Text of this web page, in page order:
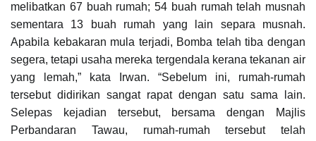
melibatkan 67 buah rumah; 54 buah rumah telah musnah
sementara 13 buah rumah yang lain separa musnah.
Apabila kebakaran mula terjadi, Bomba telah tiba dengan
segera, tetapi usaha mereka tergendala kerana tekanan air
yang lemah,” kata Irwan. “Sebelum ini, rumah-rumah
tersebut didirikan sangat rapat dengan satu sama
lain.
Selepas kejadian tersebut, bersama dengan Majlis
Perbandaran Tawau, rumah-rumah tersebut telah